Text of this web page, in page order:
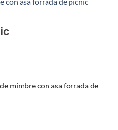
mimbre con asa forrada de